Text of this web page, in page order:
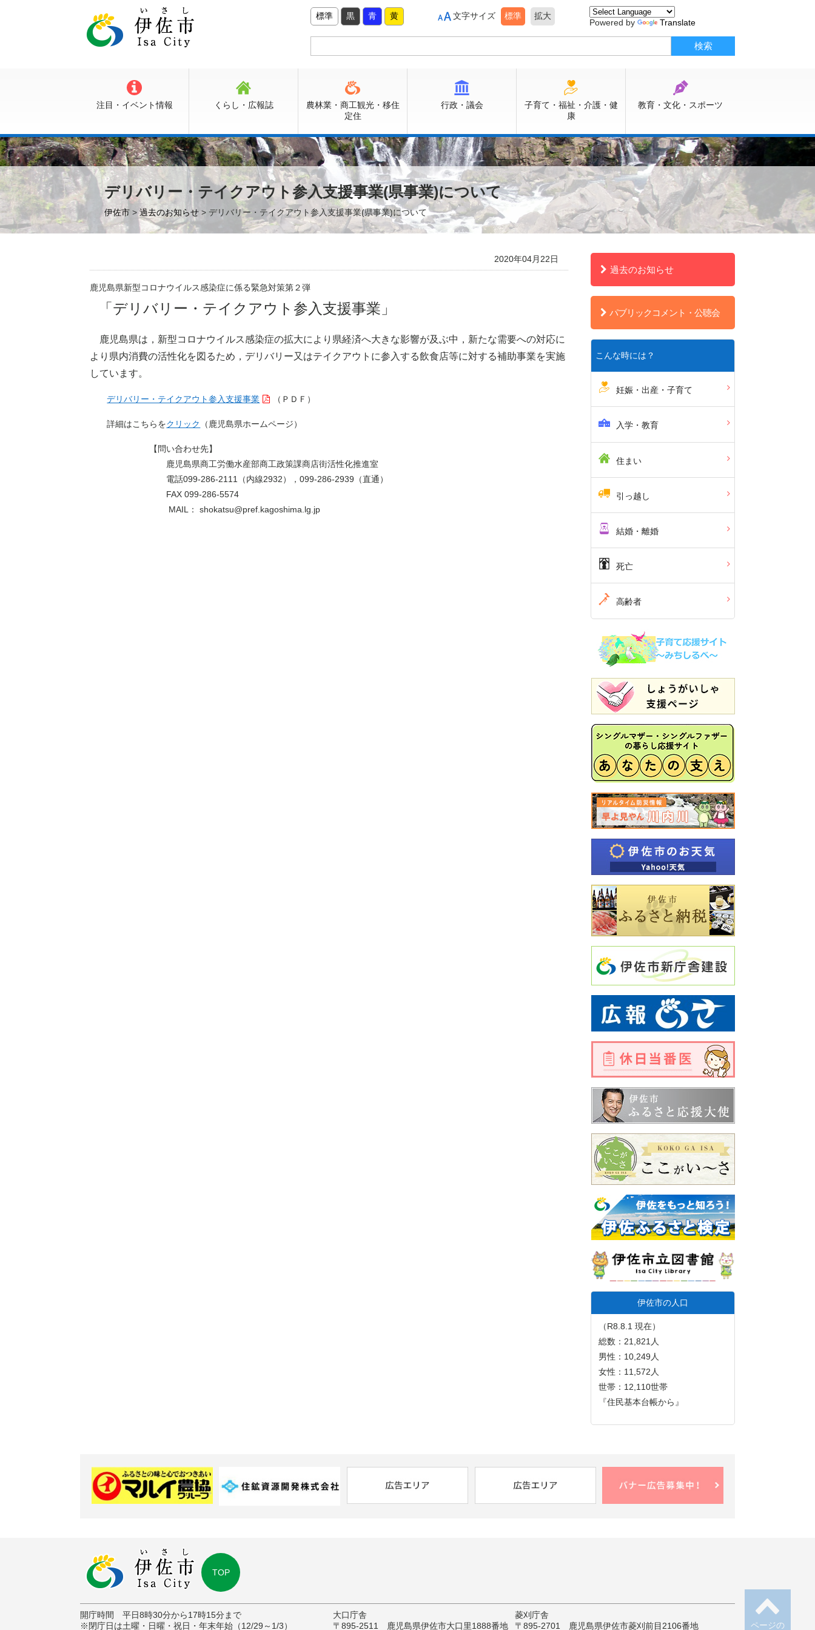
標準 黒 青 黄 文字サイズ 標準 拡大
Powered by Translate
注目・イベント情報 くらし・広報誌
農林業・商工観光・移住
定住
行政・議会
子育て・福祉・介護・健
康
教育・文化・スポーツ
デリバリー・テイクアウト参入支援事業(県事業)について
伊佐市 >過去のお知らせ > デリバリー・テイクアウト参入支援事業(県事業)について
2020年04月22日
鹿児島県新型コロナウイルス感染症に係る緊急対策第２弾
「デリバリー・テイクアウト参入支援事業」
鹿児島県は，新型コロナウイルス感染症の拡大により県経済へ大きな影響が及ぶ中，新たな需要への対応に
より県内消費の活性化を図るため，デリバリー又はテイクアウトに参入する飲食店等に対する補助事業を実施
しています。
デリバリー・テイクアウト参入支援事業 （ＰＤＦ）
詳細はこちらをクリック （鹿児島県ホームページ）
【問い合わせ先】
鹿児島県商工労働水産部商工政策課商店街活性化推進室
電話099-286-2111（内線2932），099-286-2939（直通）
FAX 099-286-5574
MAIL： shokatsu@pref.kagoshima.lg.jp
過去のお知らせ
パブリックコメント・公聴会
こんな時には？
妊娠・出産・子育て
入学・教育
住まい
引っ越し
結婚・離婚
死亡
高齢者
伊佐市の人口
（R8.8.1 現在）
総数：21,821人
男性：10,249人
女性：11,572人
世帯：12,110世帯
『住民基本台帳から』
ページの
TOP
開庁時間 平日8時30分から17時15分まで
※閉庁日は土曜・日曜・祝日・年末年始（12/29～1/3）
大口庁舎
〒895-2511 鹿児島県伊佐市大口里1888番地
菱刈庁舎
〒895-2701 鹿児島県伊佐市菱刈前目2106番地